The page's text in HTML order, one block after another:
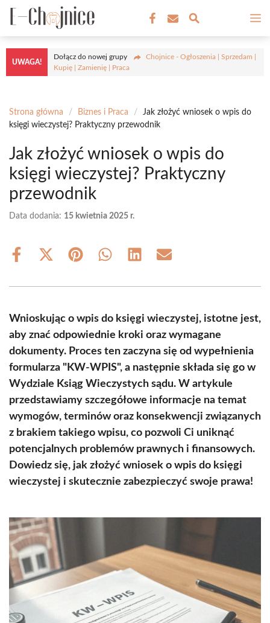
Przejdź
treści
UWAGA!
Dołącz do nowej grupy
Chojnice - Ogłoszenia | Sprzedam |
Kupię | Zamienię | Praca
Strona główna / Biznes i Praca /
Jak złożyć wniosek o wpis do
księgi wieczystej? Praktyczny przewodnik
Jak złożyć wniosek o wpis do
księgi wieczystej? Praktyczny
przewodnik
Data dodania: 15 kwietnia 2025 r.
Share
Share
(Twitter)
Share Share Share Share
Wnioskując o wpis do księgi wieczystej, istotne jest,
aby znać odpowiednie kroki oraz wymagane
dokumenty. Proces ten zaczyna się od wypełnienia
formularza "KW-WPIS", a następnie składa się go w
Wydziale Ksiąg Wieczystych sądu. W artykule
przedstawiamy szczegółowe informacje na temat
wymogów, terminów oraz konsekwencji związanych
z brakiem takiego wpisu, co pozwoli Ci uniknąć
potencjalnych problemów prawnych i finansowych.
Dowiedz się, jak złożyć wniosek o wpis do księgi
wieczystej i skutecznie zabezpieczyć swoje prawa!